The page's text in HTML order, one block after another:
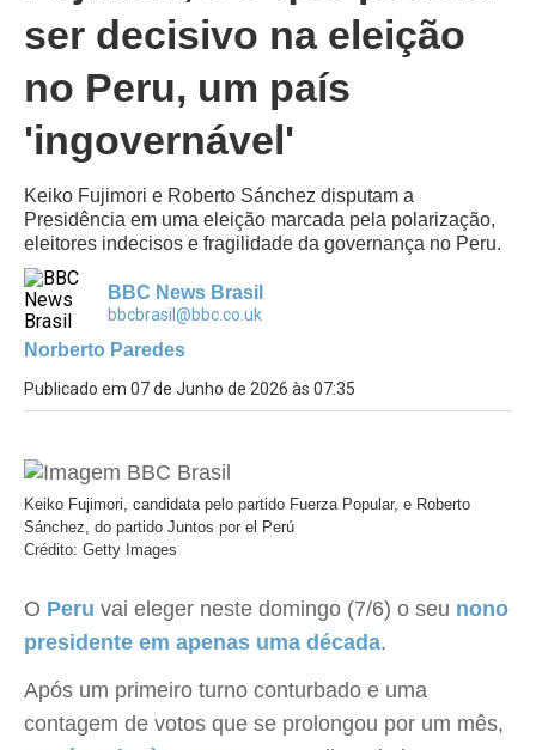
ser decisivo na eleição
no Peru, um país
'ingovernável'
Keiko Fujimori e Roberto Sánchez disputam a
Presidência em uma eleição marcada pela polarização,
eleitores indecisos e fragilidade da governança no Peru.
BBC News Brasil
bbcbrasil@bbc.co.uk
Norberto Paredes
Publicado em 07 de Junho de 2026 às 07:35
Keiko Fujimori, candidata pelo partido Fuerza Popular, e Roberto
Sánchez, do partido Juntos por el Perú
Crédito: Getty Images
O Peru vai eleger neste domingo (7/6) o seu nono
presidente em apenas uma década.
Após um primeiro turno conturbado e uma
contagem de votos que se prolongou por um mês,